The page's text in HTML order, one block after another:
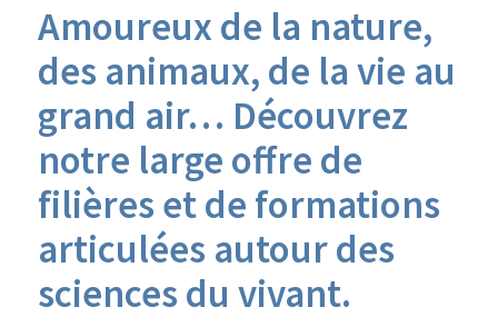
Commerce
voie
Amoureux de la nature,
des animaux, de la vie au
grand air… Découvrez
notre large offre de
filières et de formations
articulées autour des
sciences du vivant.